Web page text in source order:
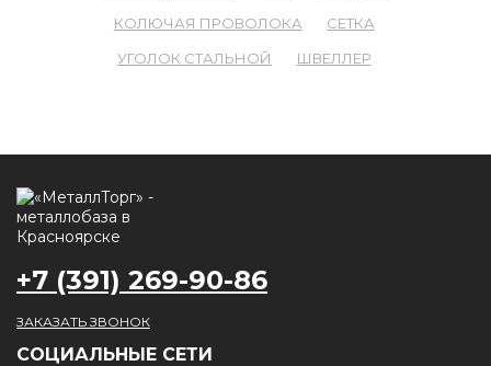
КОЛЮЧАЯ ПРОВОЛОКА
СЕТКА
УГОЛОК СТАЛЬНОЙ
ШВЕЛЛЕР
+7 (391) 269-90-86
ЗАКАЗАТЬ ЗВОНОК
CОЦИАЛЬНЫЕ СЕТИ